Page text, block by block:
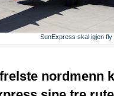
SunExpress skal igjen
nordmenn